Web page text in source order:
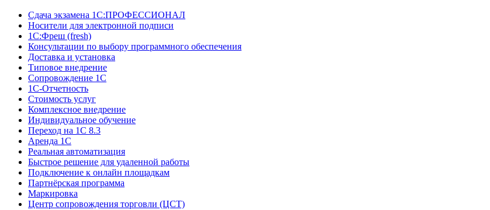
Сдача экзамена 1С:ПРОФЕССИОНАЛ
Носители для электронной подписи
1С:Фреш (fresh)
Консультации по выбору программного обеспечения
Доставка и установка
Типовое внедрение
Сопровождение 1С
1С-Отчетность
Стоимость услуг
Комплексное внедрение
Индивидуальное обучение
Переход на 1С 8.3
Аренда 1С
Реальная автоматизация
Быстрое решение для удаленной работы
Подключение к онлайн площадкам
Партнёрская программа
Маркировка
Центр сопровождения торговли (ЦСТ)